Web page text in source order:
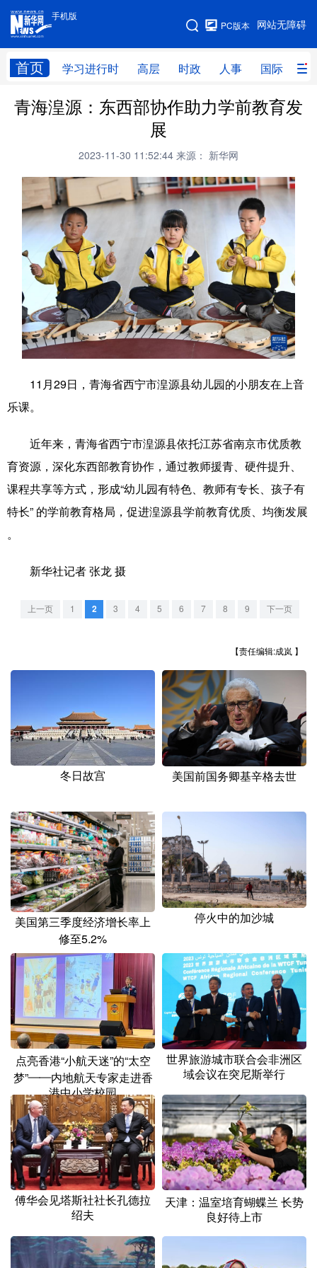
手机版
网站无障碍
PC版本
首页 学习进行时 高层 时政 人事 国际 财
手机版
网站地图
学习进行时 高层 时政 人事
科技 科创 量子 体育
文化 健康 军事
访谈 视频 图片 政务
法律 中央文件 金融 汽车
食品 人居 信息化 数字经济
学术中国 银龄 溯源中国
文化产业
地方频道
辽宁 吉林
浙江 安徽 福建 江西
云南 西藏
陕西 甘肃 青海 宁夏
新疆 内蒙古 黑龙江
多语种频道
English Español Français
Русский язык 日本語 한국어
Deutsch Português
青海湟源：东西部协作助力学前教育发
展
2023-11-30 11:52:44 来源： 新华网
11月29日，青海省西宁市湟源县幼儿园的小朋友在上音
乐课。
近年来，青海省西宁市湟源县依托江苏省南京市优质教
育资源，深化东西部教育协作，通过教师援青、硬件提升、
课程共享等方式，形成“幼儿园有特色、教师有专长、孩子有
特长” 的学前教育格局，促进湟源县学前教育优质、均衡发展
新华社记者 张龙 摄
上一页 1 2 3 4 5 6 7 8 9 下一页
【责任编辑:成岚 】
冬日故宫 美国前国务卿基辛格去世
美国第三季度经济增长率上
修至5.2%
停火中的加沙城
点亮香港“小航天迷”的“太空
梦”——内地航天专家走进香
港中小学校园
世界旅游城市联合会非洲区
域会议在突尼斯举行
傅华会见塔斯社社长孔德拉
绍夫
天津：温室培育蝴蝶兰 长势
良好待上市